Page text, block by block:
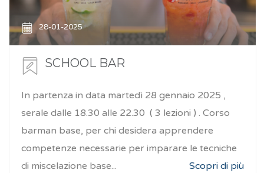
28-01-2025
SCHOOL BAR
In partenza in data martedì 28 gennaio 2025 ,
serale dalle 18.30 alle 22.30 ( 3 lezioni ) . Corso
barman base, per chi desidera apprendere
competenze necessarie per imparare le tecniche
di miscelazione base...
Scopri di più